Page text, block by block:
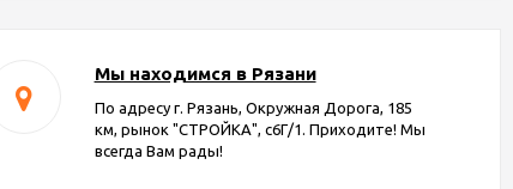
Мы находимся в Рязани
По адресу г. Рязань, Окружная Дорога, 185
км, рынок "СТРОЙКА", с6Г/1. Приходите! Мы
всегда Вам рады!